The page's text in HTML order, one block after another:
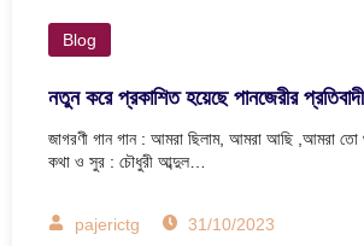
Blog
নতুন করে প্রকাশিত হয়েছে পানজেরীর
জাগরণী গান গান : আমরা ছিলাম, আমরা আছি ,আমরা তো
কথা ও সুর : চৌধুরী আব্দুল…
pajerictg 31/10/2023